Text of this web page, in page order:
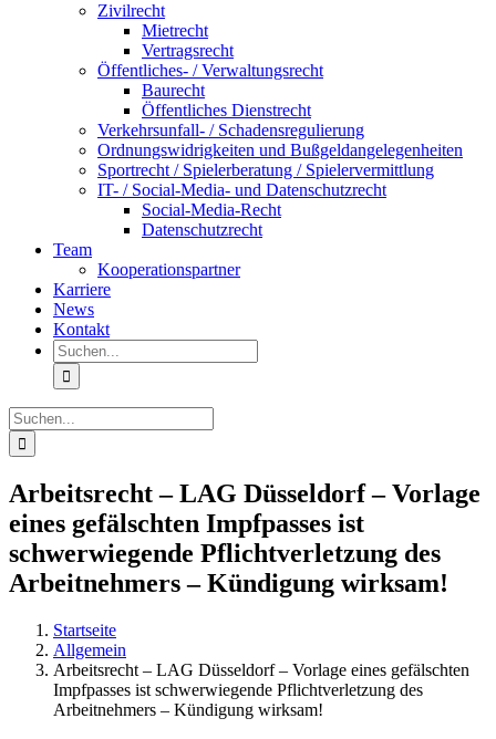
Zivilrecht
Mietrecht
Vertragsrecht
Öffentliches- / Verwaltungsrecht
Baurecht
Öffentliches Dienstrecht
Verkehrsunfall- / Schadensregulierung
Ordnungswidrigkeiten und Bußgeldangelegenheiten
Sportrecht / Spielerberatung / Spielervermittlung
IT- / Social-Media- und Datenschutzrecht
Social-Media-Recht
Datenschutzrecht
Team
Kooperationspartner
Karriere
News
Kontakt
Suche
nach:
Suche
nach:
Arbeitsrecht – LAG Düsseldorf – Vorlage
eines gefälschten Impfpasses ist
schwerwiegende Pflichtverletzung des
Arbeitnehmers – Kündigung wirksam!
Startseite
Allgemein
Arbeitsrecht – LAG Düsseldorf – Vorlage eines gefälschten
Impfpasses ist schwerwiegende Pflichtverletzung des
Arbeitnehmers – Kündigung wirksam!